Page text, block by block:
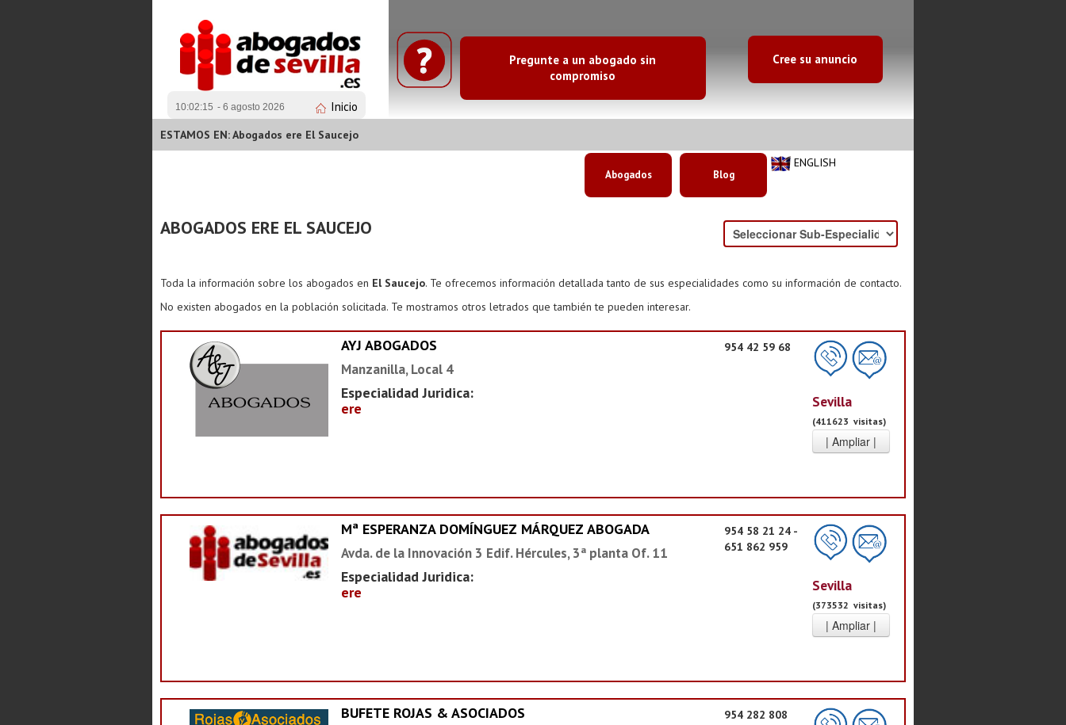
10:02:15 - 6 agosto 2026 Inicio
Pregunte a un abogado sin
compromiso
Cree su anuncio
ESTAMOS EN: Abogados ere El Saucejo
ENGLISH
Abogados Blog
ABOGADOS ERE EL SAUCEJO
Toda la información sobre los abogados en El Saucejo. Te ofrecemos información detallada tanto de sus especialidades como su información de contacto.
No existen abogados en la población solicitada. Te mostramos otros letrados que también te pueden interesar.
AYJ ABOGADOS
Manzanilla, Local 4
Especialidad Juridica:
ere
954 42 59 68
Sevilla
(411623 visitas)
Mª ESPERANZA DOMÍNGUEZ MÁRQUEZ ABOGADA
Avda. de la Innovación 3 Edif. Hércules, 3ª planta Of. 11
Especialidad Juridica:
ere
954 58 21 24 -
651 862 959
Sevilla
(373532 visitas)
BUFETE ROJAS & ASOCIADOS
954 282 808